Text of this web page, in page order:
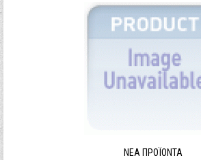
ΝΈΑ ΠΡΟΪΌΝΤΑ